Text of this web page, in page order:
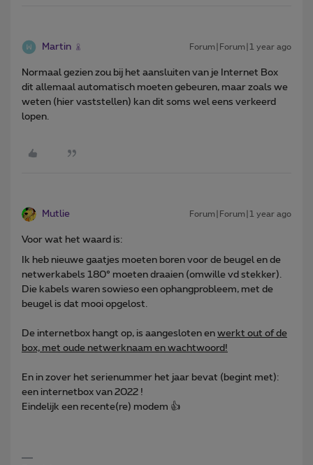
Martin Forum|Forum|1 year ago
Normaal gezien zou bij het aansluiten van je Internet Box
dit allemaal automatisch moeten gebeuren, maar zoals we
weten (hier vaststellen) kan dit soms wel eens verkeerd
lopen.
Mutlie Forum|Forum|1 year ago
Voor wat het waard is:
Ik heb nieuwe gaatjes moeten boren voor de beugel en de
netwerkabels 180° moeten draaien (omwille vd stekker).
Die kabels waren sowieso een ophangprobleem, met de
beugel is dat mooi opgelost.
De internetbox hangt op, is aangesloten en werkt out of de
box, met oude netwerknaam en wachtwoord!
En in zover het serienummer het jaar bevat (begint met):
een internetbox van 2022 !
Eindelijk een recente(re) modem 👍